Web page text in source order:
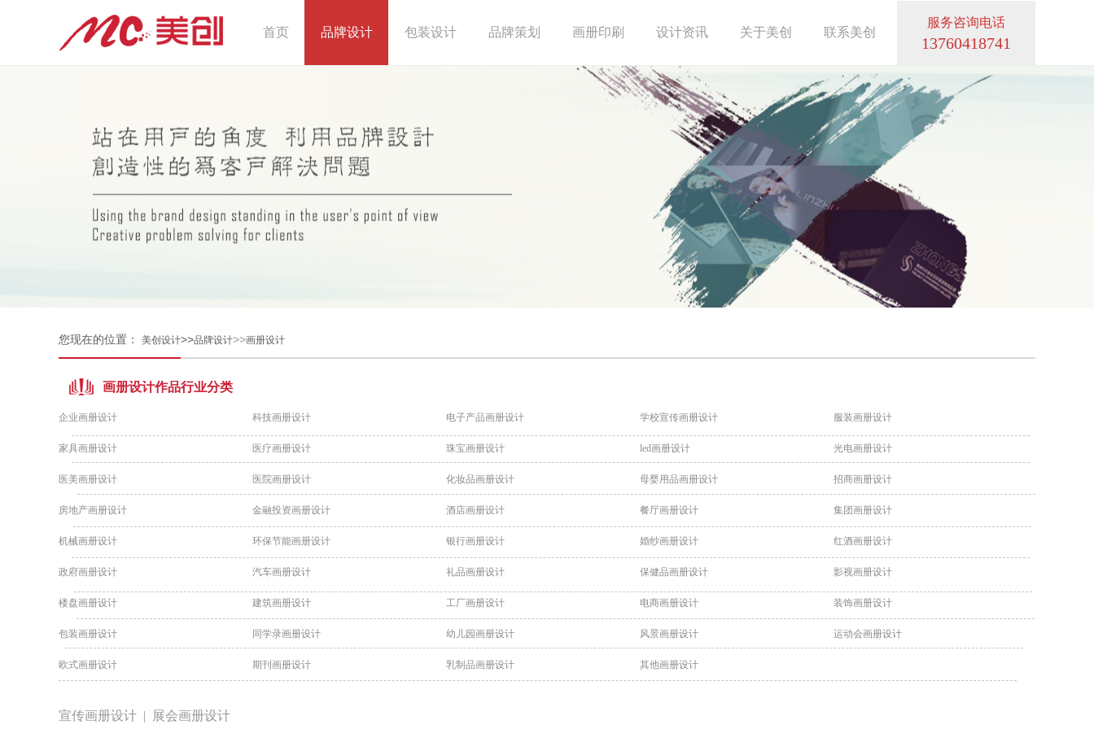
您现在的位置： 美创设计>>品牌设计>>画册设计
画册设计作品行业分类
企业画册设计 科技画册设计 电子产品画册设计 学校宣传画册设计 服装画册设计
家具画册设计 医疗画册设计 珠宝画册设计 led画册设计 光电画册设计
医美画册设计 医院画册设计 化妆品画册设计 母婴用品画册设计 招商画册设计
房地产画册设计 金融投资画册设计 酒店画册设计 餐厅画册设计 集团画册设计
机械画册设计 环保节能画册设计 银行画册设计 婚纱画册设计 红酒画册设计
政府画册设计 汽车画册设计 礼品画册设计 保健品画册设计 影视画册设计
楼盘画册设计 建筑画册设计 工厂画册设计 电商画册设计 装饰画册设计
包装画册设计 同学录画册设计 幼儿园画册设计 风景画册设计 运动会画册设计
欧式画册设计 期刊画册设计 乳制品画册设计 其他画册设计
宣传画册设计 | 展会画册设计
服务咨询电话
13760418741
首页 品牌设计 包装设计 品牌策划 画册印刷 设计资讯 关于美创 联系美创